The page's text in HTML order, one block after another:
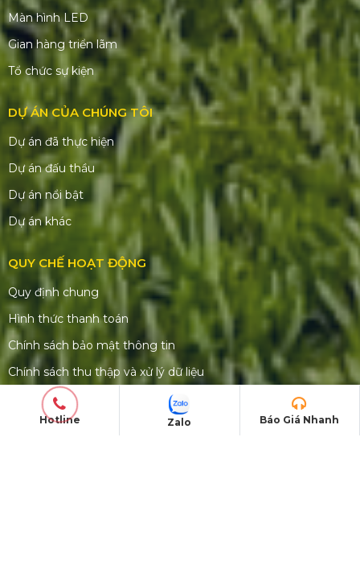
Màn hình LED
Gian hàng triển lãm
Tổ chức sự kiện
DỰ ÁN CỦA CHÚNG TÔI
Dự án đã thực hiện
Dự án đấu thầu
Dự án nổi bật
Dự án khác
QUY CHẾ HOẠT ĐỘNG
Quy định chung
Hình thức thanh toán
Chính sách bảo mật thông tin
Chính sách thu thập và xử lý dữ liệu
Giới hạn trách nhiệm
Quy định hủy đặt hàng
Hotline Báo Giá Nhanh
Zalo